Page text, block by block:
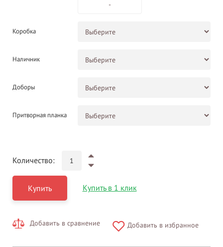
-
Коробка
Наличник
Доборы
Притворная планка
Количество:
Купить Купить в 1 клик
Добавить в сравнение Добавить в избранное